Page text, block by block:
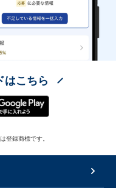
はこちら
登録商標です。